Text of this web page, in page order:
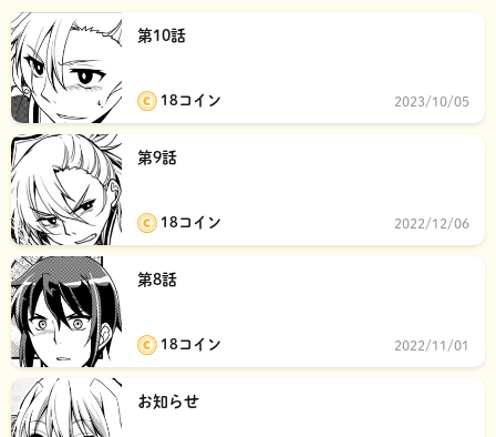
第10話
18コイン 2023/10/05
第9話
18コイン 2022/12/06
第8話
18コイン 2022/11/01
お知らせ